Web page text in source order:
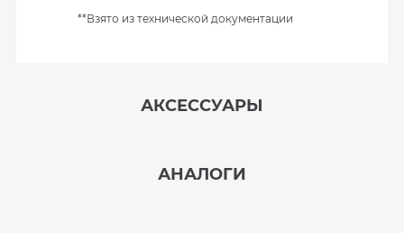
**Взято из технической документации
АКСЕССУАРЫ
АНАЛОГИ